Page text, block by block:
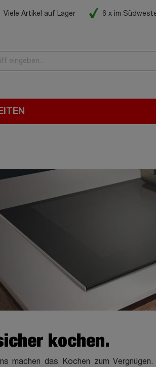
Viele Artikel auf Lager 6 x im
kochen.
machen das Kochen zum Vergnügen.